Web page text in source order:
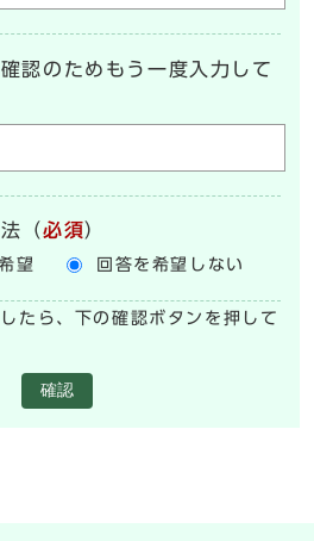
認のためもう一度入力して
（必須）
望 回答を希望しない
たら、下の確認ボタンを押して
確認